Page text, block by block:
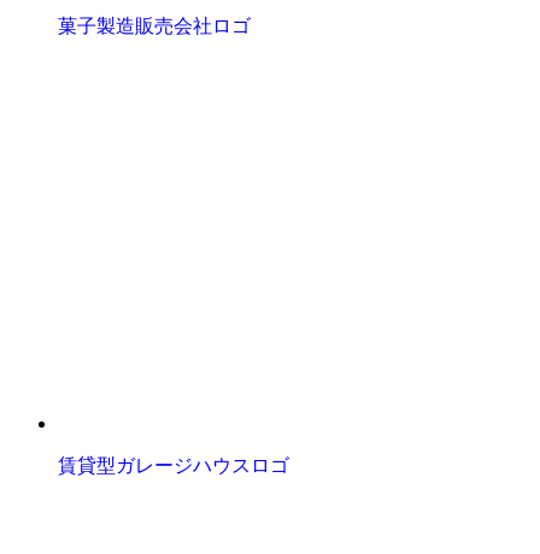
菓子製造販売会社ロゴ
賃貸型ガレージハウスロゴ